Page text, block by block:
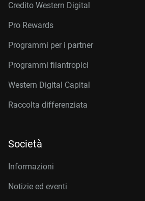
Credito Western Digital
Pro Rewards
Programmi per i partner
Programmi filantropici
Western Digital Capital
Raccolta differenziata
Società
Informazioni
Notizie ed eventi